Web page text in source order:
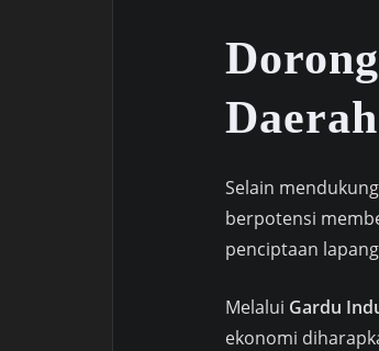
Daerah
Selain
berpotensi
penciptaan
Melalui Gardu
ekonomi